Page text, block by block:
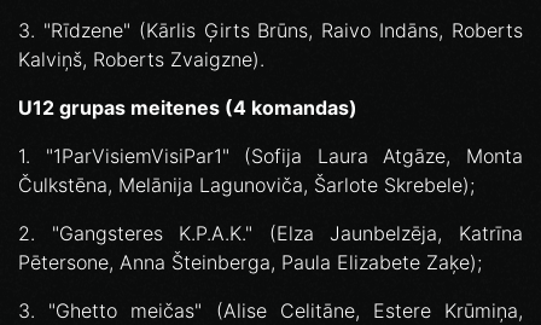
3. "Rīdzene" (Kārlis Ģirts Brūns, Raivo Indāns, Roberts
Kalviņš, Roberts Zvaigzne).
U12 grupas meitenes (4 komandas)
1. "1ParVisiemVisiPar1" (Sofija Laura Atgāze, Monta
Čulkstēna, Melānija Lagunoviča, Šarlote Skrebele);
2. "Gangsteres K.P.A.K." (Elza Jaunbelzēja, Katrīna
Pētersone, Anna Šteinberga, Paula Elizabete Zaķe);
3. "Ghetto meičas" (Alise Celitāne, Estere Krūmiņa,